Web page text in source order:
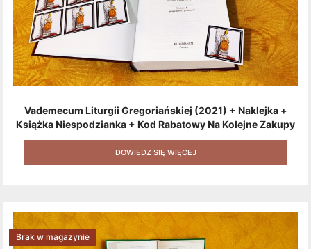
Vademecum Liturgii Gregoriańskiej (2021) + Naklejka +
Książka Niespodzianka + Kod Rabatowy Na Kolejne Zakupy
+ Gratis (książka W Formacie Elektronicznym) [zestaw 3
Produktów + Kod Rabatowy + Gratis]
DOWIEDZ SIĘ WIĘCEJ
Brak w magazynie